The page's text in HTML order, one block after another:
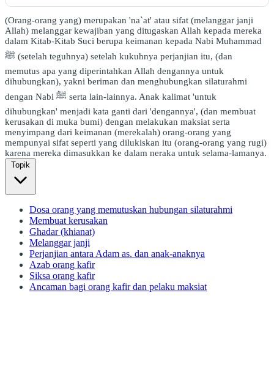
(Orang-orang yang) merupakan 'na`at' atau sifat (melanggar janji
Allah) melanggar kewajiban yang ditugaskan Allah kepada mereka
dalam Kitab-Kitab Suci berupa keimanan kepada Nabi Muhammad
ﷺ (setelah teguhnya) setelah kukuhnya perjanjian itu, (dan
memutus apa yang diperintahkan Allah dengannya untuk
dihubungkan), yakni beriman dan menghubungkan silaturahmi
dengan Nabi ﷺ serta lain-lainnya. Anak kalimat 'untuk
dihubungkan' menjadi kata ganti dari 'dengannya', (dan membuat
kerusakan di muka bumi) dengan melakukan maksiat serta
menyimpang dari keimanan (merekalah) orang-orang yang
mempunyai sifat seperti yang dilukiskan itu (orang-orang yang rugi)
karena mereka dimasukkan ke dalam neraka untuk selama-lamanya.
Topik
Dosa orang yang memutuskan hubungan silaturahmi
Membuat kerusakan
Ghadar (khianat)
Melanggar janji
Perjanjian antara Adam as. dan anak-anaknya
Azab orang kafir
Siksa orang kafir
Ancaman bagi orang kafir dan pelaku maksiat